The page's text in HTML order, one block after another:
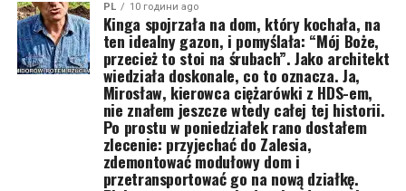
PL 10 години ago
Kinga spojrzała na dom, który kochała, na
ten idealny gazon, i pomyślała: “Mój Boże,
przecież to stoi na śrubach”. Jako architekt
wiedziała doskonale, co to oznacza. Ja,
Mirosław, kierowca ciężarówki z HDS-em,
nie znałem jeszcze wtedy całej tej historii.
Po prostu w poniedziałek rano dostałem
zlecenie: przyjechać do Zalesia,
zdemontować modułowy dom i
przetransportować go na nową działkę.